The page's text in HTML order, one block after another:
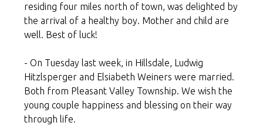
residing four miles north of town, was delighted by
the arrival of a healthy boy. Mother and child are
well. Best of luck!
- On Tuesday last week, in Hillsdale, Ludwig
Hitzlsperger and Elsiabeth Weiners were married.
Both from Pleasant Valley Township. We wish the
young couple happiness and blessing on their way
through life.